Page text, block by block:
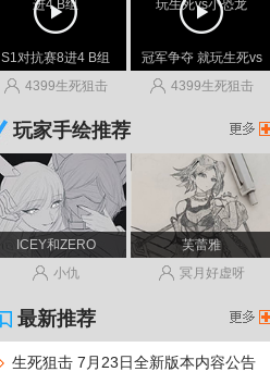
狙击
视频
S1对抗赛8进4 B组
4399生死狙击
冠军争夺 就玩生死vs
4399生死狙击
玩家手绘推荐
生死
ICEY和ZERO
小仇
芙蕾雅
冥月好虚呀
最新推荐
生死狙击 7月23日全新版本内容公告